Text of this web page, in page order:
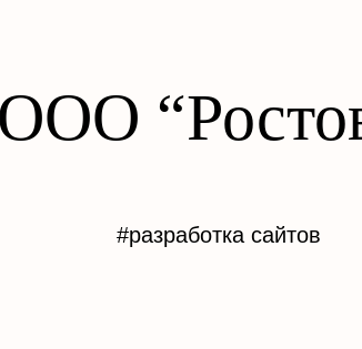
ООО
#разработка сайтов